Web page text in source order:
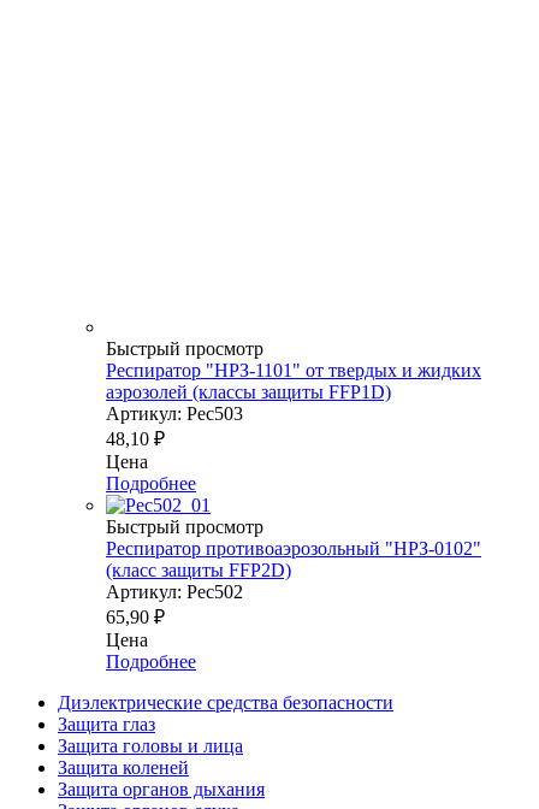
Быстрый просмотр
Респиратор "НРЗ-1101" от твердых и жидких
аэрозолей (классы защиты FFP1D)
Артикул: Рес503
48,10 ₽
Цена
Подробнее
Быстрый просмотр
Респиратор противоаэрозольный "НРЗ-0102"
(класс защиты FFP2D)
Артикул: Рес502
65,90 ₽
Цена
Подробнее
Диэлектрические средства безопасности
Защита глаз
Защита головы и лица
Защита коленей
Защита органов дыхания